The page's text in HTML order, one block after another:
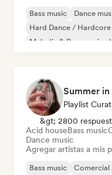
Bass music Dance
Hard Dance /
Melodic & Progressive
Summer
Playlist
&gt; 2800
Acid houseBass music
Dance music
Agregar artistas a mis
Bass music Comercial